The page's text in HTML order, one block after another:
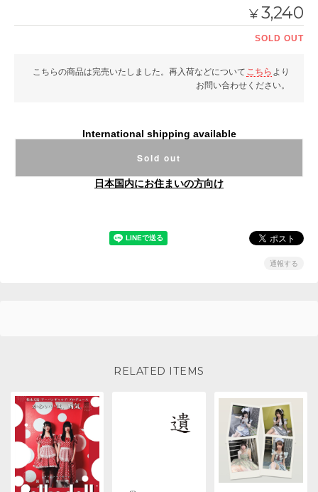
¥3,240
SOLD OUT
こちらの商品は完売いたしました。再入荷などについて こちら より
お問い合わせください。
International shipping available
Sold out
日本国内にお住まいの方向け
通報する
RELATED ITEMS